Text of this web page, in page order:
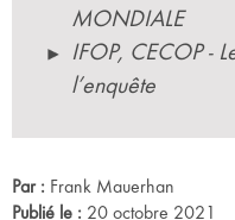
MONDIALE
IFOP, CECOP -
l’enquête
Par : Frank Mauerhan
Publié le : 20 octobre 2021